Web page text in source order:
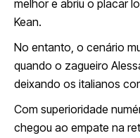
melhor e abriu o placar
Kean.
No entanto, o cenário
quando o zagueiro
deixando os italianos
Com superioridade
chegou ao empate na